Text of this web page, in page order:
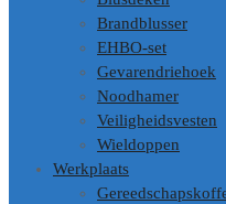
Brandblusser
EHBO-set
Gevarendriehoek
Noodhamer
Veiligheidsvesten
Wieldoppen
Werkplaats